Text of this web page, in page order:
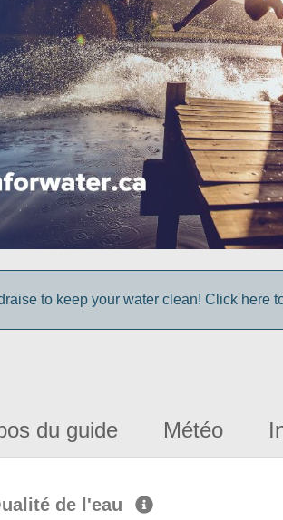
to keep your water clean! Click here
du guide Météo
de l'eau